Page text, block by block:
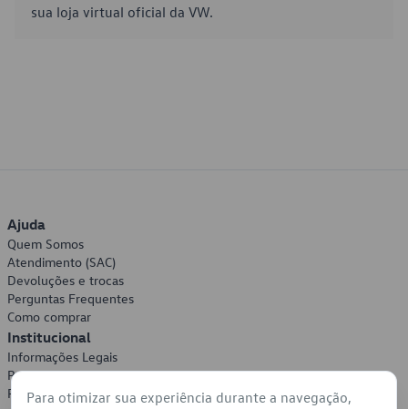
sua loja virtual oficial da VW.
Ajuda
Quem Somos
Atendimento (SAC)
Devoluções e trocas
Perguntas Frequentes
Como comprar
Institucional
Informações Legais
Política de Privacidade
Política de Cookies
Para otimizar sua experiência durante a navegação,